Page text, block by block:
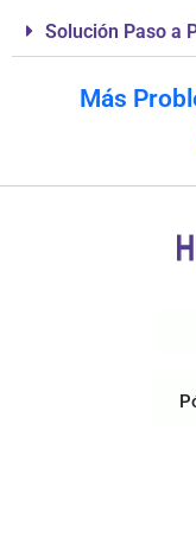
Solución Paso a
Más